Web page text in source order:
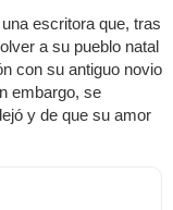
escritora que, tras
a su pueblo natal
con su antiguo novio
embargo, se
y de que su amor